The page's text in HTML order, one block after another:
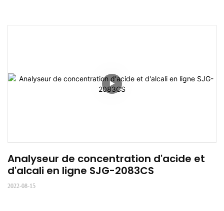
Analyseur de concentration d'acide et
d'alcali en ligne SJG-2083CS
2022-08-15